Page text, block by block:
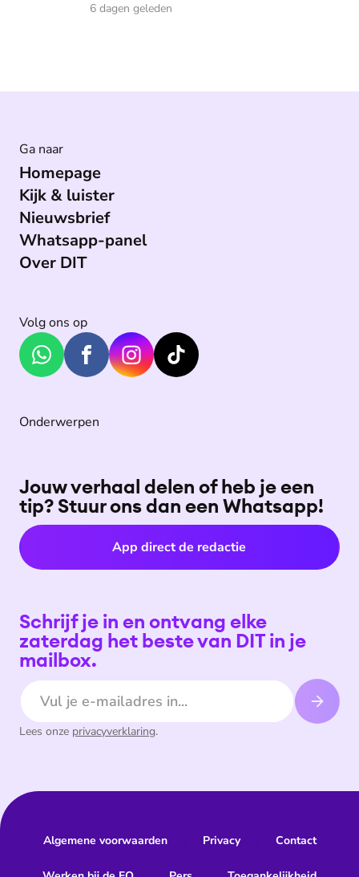
6 dagen geleden
Ga naar
Homepage
Kijk & luister
Nieuwsbrief
Whatsapp-panel
Over DIT
Volg ons op
Onderwerpen
Jouw verhaal delen of heb je een
tip? Stuur ons dan een Whatsapp!
App direct de redactie
Schrijf je in en ontvang elke
zaterdag het beste van DIT in je
mailbox.
E-mailadres
Lees onze privacyverklaring.
Algemene voorwaarden Privacy Contact